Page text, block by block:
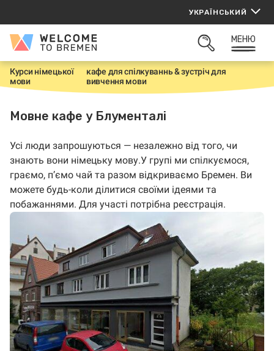
вмісту
УКРАЇНСЬКИЙ
Welcome
Bremen
ВІДКРИТИ
МЕНЮ
H
o
e
Курси німецької
мови
кафе для спілкуваннь & зустріч для
вивчення мови
Мовне кафе у Блументалі
Усі люди запрошуються — незалежно від того, чи
знають вони німецьку мову.У групі ми спілкуємося,
граємо, п’ємо чай та разом відкриваємо Бремен. Ви
можете будь-коли ділитися своїми ідеями та
побажаннями. Для участі потрібна реєстрація.